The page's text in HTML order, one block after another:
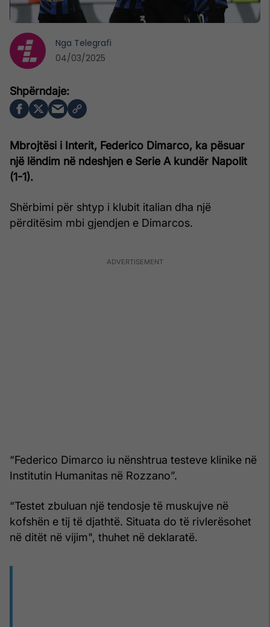
Mbrojtësi i Interit, Federico Dimarco, ka pësuar
një lëndim në ndeshjen e Serie A kundër Napolit
(1-1).
Shërbimi për shtyp i klubit italian dha një
përditësim mbi gjendjen e Dimarcos.
“Federico Dimarco iu nënshtrua testeve klinike në
Institutin Humanitas në Rozzano”.
“Testet zbuluan një tendosje të muskujve në
kofshën e tij të djathtë. Situata do të rivlerësohet
në ditët në vijim", thuhet në deklaratë.
Nga Telegrafi
04/03/2025